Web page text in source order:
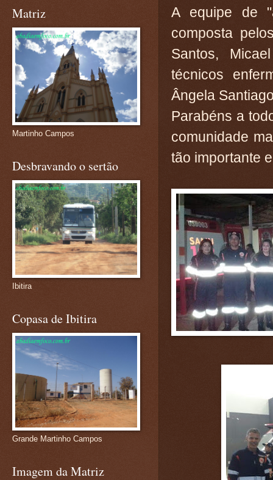
A equipe de
composta
Santos,
técnicos
Ângela
Parabéns a
comunidade
tão importante
Matriz
Martinho Campos
Desbravando o sertão
Ibitira
Copasa de Ibitira
Grande Martinho Campos
Imagem da Matriz